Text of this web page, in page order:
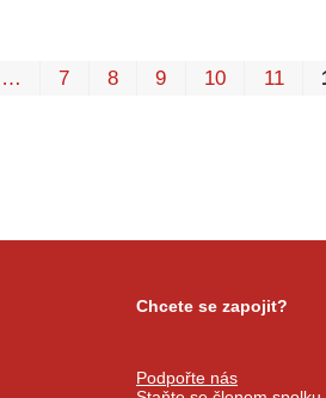
… 7 8 9 10 11
Chcete se zapojit?
Podpořte nás